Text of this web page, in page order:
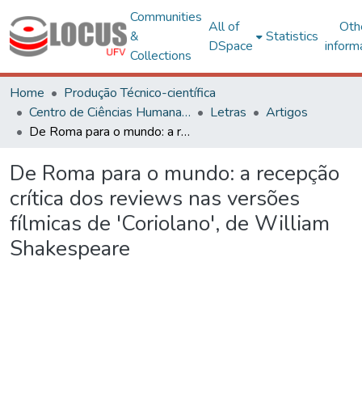
Communities
&
Collections
All of
DSpace
Statistics
Home
Produção Técnico-científica
Centro de Ciências Humanas, Letras e Artes
Letras
Artigos
De Roma para o mundo: a recepção crítica dos reviews nas versões fílmicas de 'Coriolano', de William Shakespeare
De Roma para o mundo: a recepção
crítica dos reviews nas versões
fílmicas de 'Coriolano', de William
Shakespeare